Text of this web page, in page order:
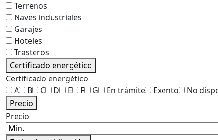
Terrenos
Naves industriales
Garajes
Hoteles
Trasteros
Certificado energético
Certificado energético
A
B C D E F G En trámite Exento
No
Precio
Precio